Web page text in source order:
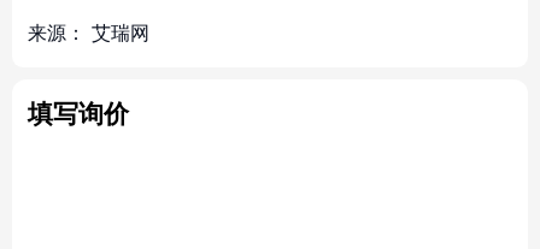
来源： 艾瑞网
填写询价